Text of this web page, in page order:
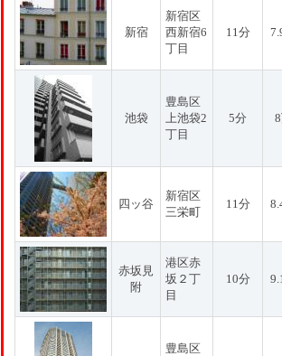
新宿
新宿区
西新宿6
丁目
11分
池袋
豊島区
上池袋2
丁目
5分
四ッ谷
新宿区
三栄町
11分
赤坂見
附
港区赤
坂２丁
目
10分
豊島区